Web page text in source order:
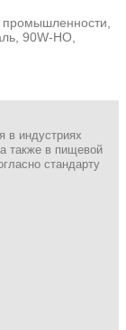
90W-HO,
в индустриях
также в пищевой
стандарту